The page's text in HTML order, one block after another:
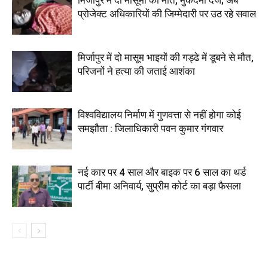
प्रोजेक्ट अधिकारियों की जिम्मेदारी पर उठ रहे सवाल
मिर्जापुर में दो मासूम भाइयों की गड्ढे में डूबने से मौत,
परिजनों ने हत्या की जताई आशंका
विश्वविद्यालय निर्माण में गुणवत्ता से नहीं होगा कोई
समझौता : जिलाधिकारी पवन कुमार गंगवार
नई कार पर 4 साल और बाइक पर 6 साल का थर्ड
पार्टी बीमा अनिवार्य, सुप्रीम कोर्ट का बड़ा फैसला